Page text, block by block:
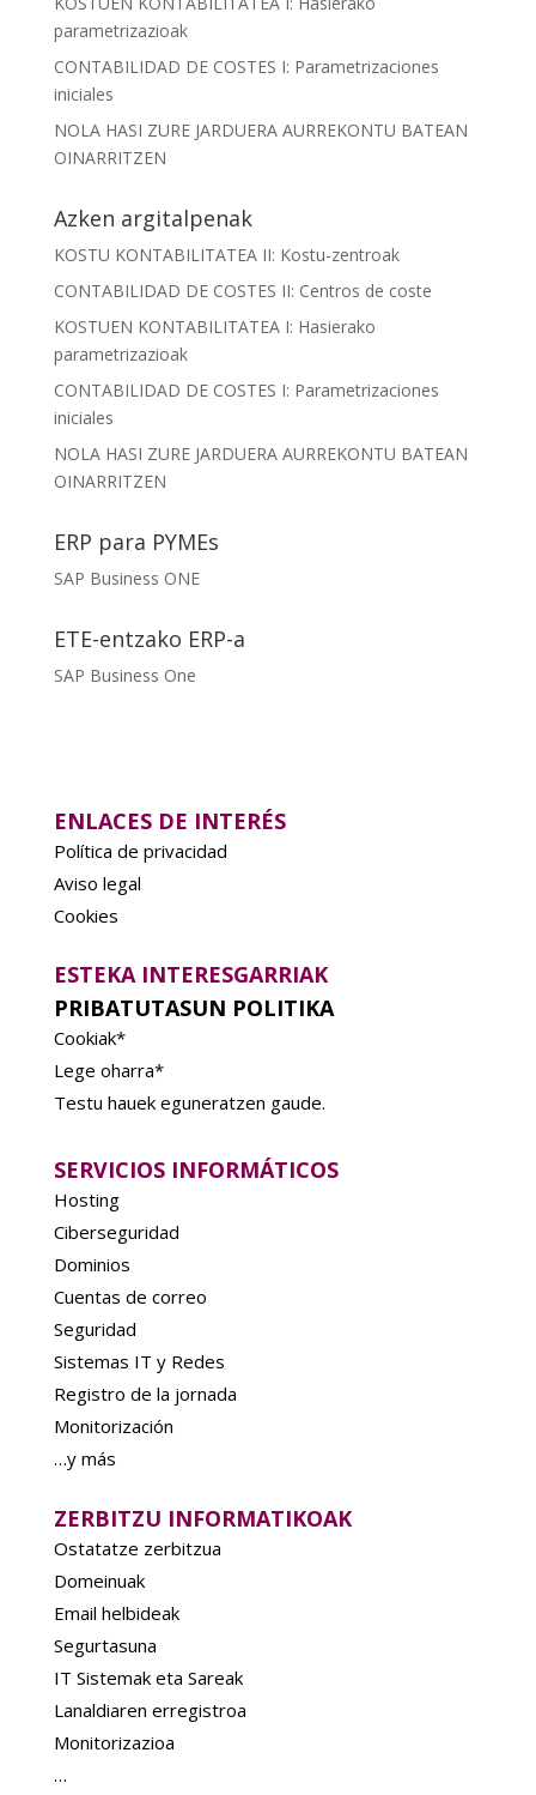
parametrizazioak
CONTABILIDAD DE COSTES I: Parametrizaciones
iniciales
NOLA HASI ZURE JARDUERA AURREKONTU BATEAN
OINARRITZEN
Azken argitalpenak
KOSTU KONTABILITATEA II: Kostu-zentroak
CONTABILIDAD DE COSTES II: Centros de coste
KOSTUEN KONTABILITATEA I: Hasierako
parametrizazioak
CONTABILIDAD DE COSTES I: Parametrizaciones
iniciales
NOLA HASI ZURE JARDUERA AURREKONTU BATEAN
OINARRITZEN
ERP para PYMEs
SAP Business ONE
ETE-entzako ERP-a
SAP Business One
ENLACES DE INTERÉS
Política de privacidad
Aviso legal
Cookies
ESTEKA INTERESGARRIAK
PRIBATUTASUN POLITIKA
Cookiak*
Lege oharra*
Testu hauek eguneratzen gaude.
SERVICIOS INFORMÁTICOS
Hosting
Ciberseguridad
Dominios
Cuentas de correo
Seguridad
Sistemas IT y Redes
Registro de la jornada
Monitorización
…y más
ZERBITZU INFORMATIKOAK
Ostatatze zerbitzua
Domeinuak
Email helbideak
Segurtasuna
IT Sistemak eta Sareak
Lanaldiaren erregistroa
Monitorizazioa
…